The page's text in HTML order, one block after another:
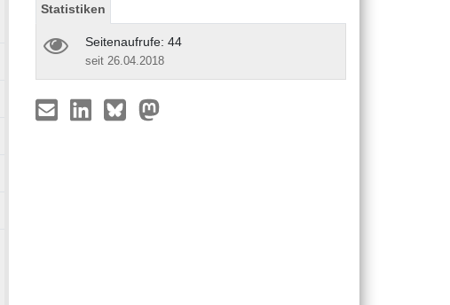
Statistiken
Seitenaufrufe: 44
seit 26.04.2018